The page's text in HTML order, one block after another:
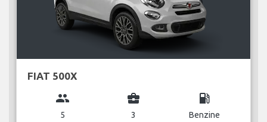
FIAT 500X
group
5
business_center
3
local_gas_station
Benzine